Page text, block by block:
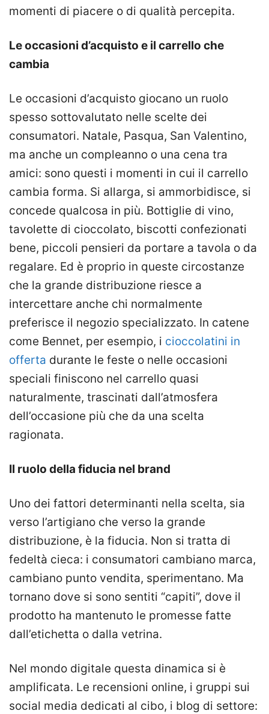
momenti di piacere o di qualità percepita.
Le occasioni d’acquisto e il carrello che
cambia
Le occasioni d’acquisto giocano un ruolo
spesso sottovalutato nelle scelte dei
consumatori. Natale, Pasqua, San Valentino,
ma anche un compleanno o una cena tra
amici: sono questi i momenti in cui il carrello
cambia forma. Si allarga, si ammorbidisce, si
concede qualcosa in più. Bottiglie di vino,
tavolette di cioccolato, biscotti confezionati
bene, piccoli pensieri da portare a tavola o da
regalare. Ed è proprio in queste circostanze
che la grande distribuzione riesce a
intercettare anche chi normalmente
preferisce il negozio specializzato. In catene
come Bennet, per esempio, i cioccolatini in
offerta durante le feste o nelle occasioni
speciali finiscono nel carrello quasi
naturalmente, trascinati dall’atmosfera
dell’occasione più che da una scelta
ragionata.
Il ruolo della fiducia nel brand
Uno dei fattori determinanti nella scelta, sia
verso l’artigiano che verso la grande
distribuzione, è la fiducia. Non si tratta di
fedeltà cieca: i consumatori cambiano marca,
cambiano punto vendita, sperimentano. Ma
tornano dove si sono sentiti “capiti”, dove il
prodotto ha mantenuto le promesse fatte
dall’etichetta o dalla vetrina.
Nel mondo digitale questa dinamica si è
amplificata. Le recensioni online, i gruppi sui
social media dedicati al cibo, i blog di settore: